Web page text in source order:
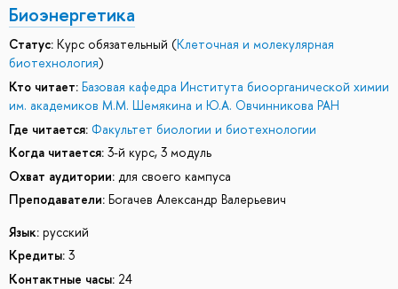
Биоэнергетика
Статус: Курс обязательный (Клеточная и молекулярная
биотехнология)
Кто читает: Базовая кафедра Института биоорганической химии
им. академиков М.М. Шемякина и Ю.А. Овчинникова РАН
Где читается: Факультет биологии и биотехнологии
Когда читается: 3-й курс, 3 модуль
Охват аудитории: для своего кампуса
Преподаватели: Богачев Александр Валерьевич
Язык: русский
Кредиты: 3
Контактные часы: 24